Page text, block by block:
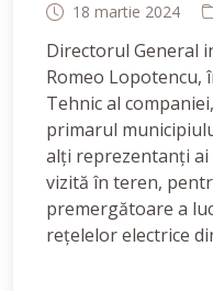
18 martie 2024
Directorul General
Romeo Lopotencu,
Tehnic al
primarul
alți reprezentanți
vizită în teren,
premergătoare a
rețelelor electrice